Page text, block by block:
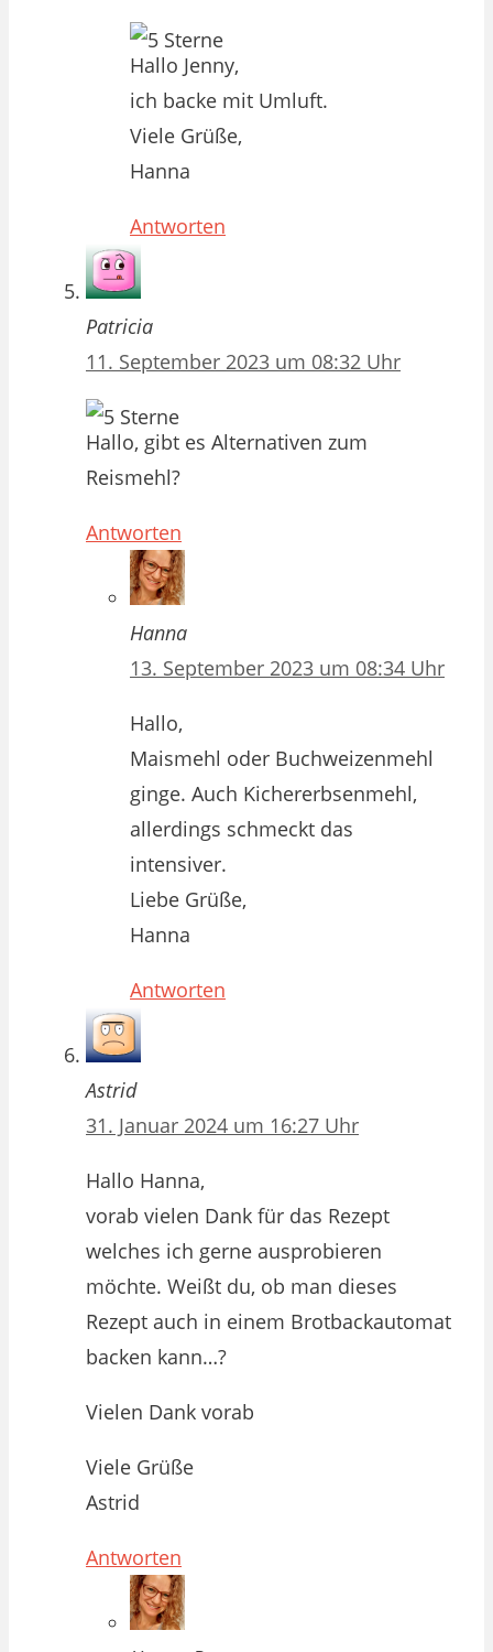
Hallo Jenny,
ich backe mit Umluft.
Viele Grüße,
Hanna
Antworten
Patricia
11. September 2023 um 08:32 Uhr
Hallo, gibt es Alternativen zum
Reismehl?
Antworten
Hanna
13. September 2023 um 08:34 Uhr
Hallo,
Maismehl oder Buchweizenmehl
ginge. Auch Kichererbsenmehl,
allerdings schmeckt das
intensiver.
Liebe Grüße,
Hanna
Antworten
Astrid
31. Januar 2024 um 16:27 Uhr
Hallo Hanna,
vorab vielen Dank für das Rezept
welches ich gerne ausprobieren
möchte. Weißt du, ob man dieses
Rezept auch in einem Brotbackautomat
backen kann…?
Vielen Dank vorab
Viele Grüße
Astrid
Antworten